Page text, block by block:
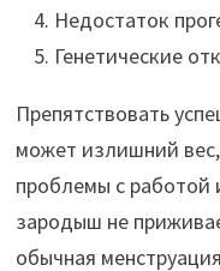
Недостаток
Генетические
Препятствовать
может излишний
проблемы с работой
зародыш не
обычная